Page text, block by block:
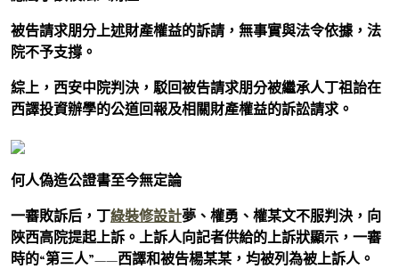
被告請求朋分上述財產權益的訴請，無事實與法令依據，法
院不予支撐。
綜上，西安中院判決，駁回被告請求朋分被繼承人丁祖詒在
西譯投資辦學的公道回報及相關財產權益的訴訟請求。
何人偽造公證書至今無定論
一審敗訴后，丁綠裝修設計夢、權勇、權某文不服判決，向
陜西高院提起上訴。上訴人向記者供給的上訴狀顯示，一審
時的“第三人”——西譯和被告楊某某，均被列為被上訴人。